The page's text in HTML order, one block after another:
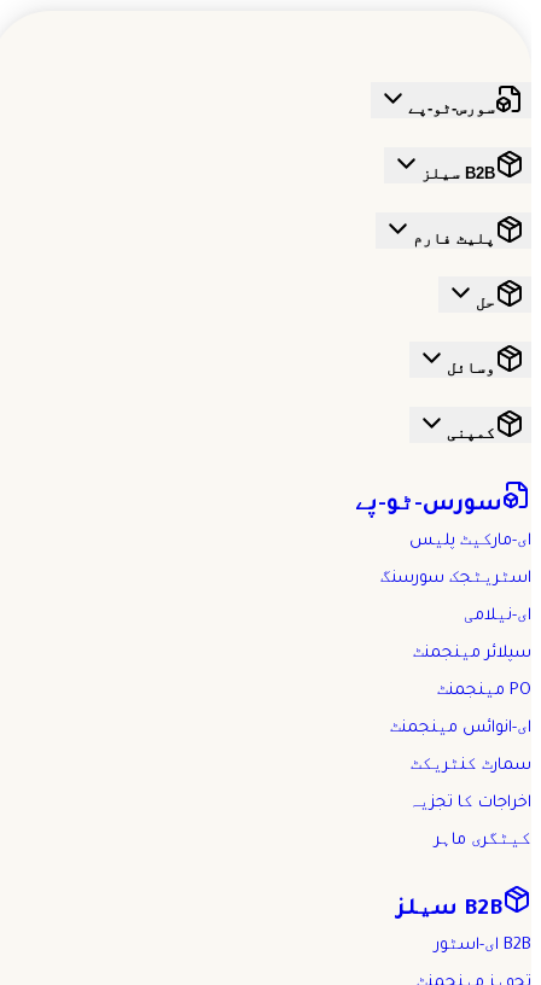
سورس-ٹو-پے
B2B سیلز
پلیٹ فارم
حل
وسائل
کمپنی
سورس-ٹو-پے
ای-مارکیٹ پلیس
اسٹریٹجک سورسنگ
ای-نیلامی
سپلائر مینجمنٹ
PO مینجمنٹ
ای-انوائس مینجمنٹ
سمارٹ کنٹریکٹ
اخراجات کا تجزیہ
کیٹگری ماہر
B2B سیلز
B2B ای-اسٹور